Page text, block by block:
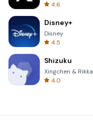
4.6
Disney+
Disney
4.5
Shizuku
Xingchen & Rikka
4.0